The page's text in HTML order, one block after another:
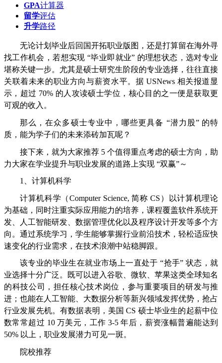
GPA计算器
留学评估
升学路径
无论计划毕业后回国开拓职业版图，还是打算留在海外寻
找工作机会，若想实现 “毕业即就业” 的理想状态，选对专业
堪称关键一步。尤其是硕士研究生阶段的专业选择，往往直接
关联着未来的职业方向与薪资水平。据 USNews 相关报道显
示，超过 70% 的人攻读硕士学位，核心目的之一便是获取更
可观的收入。
那么，在众多硕士专业中，哪些更具备 “潜力股” 的特
质，能为学子们的未来添砖加瓦呢？
接下来，就为大家推荐 5 个值得重点考虑的硕士方向，助
力大家在学业提升与职业发展的道路上实现 “双赢”～
1、计算机科学
计算机科学（Computer Science, 简称 CS）以计算机理论
为基础，同时注重实际应用能力的培养，课程覆盖软件系统开
发、人工智能研发、数据管理优化以及程序设计开发等多个方
向。通过系统学习，学生能够掌握行业前沿技术，轻松适应快
速变化的行业需求，在技术浪潮中站稳脚跟。
该专业的毕业生在就业市场上一直处于 “抢手” 状态，就
业选择十分广泛。既可以进入谷歌、微软、苹果这类全球知名
的科技公司，担任核心技术岗位，参与重要项目的研发与推
进；也能在人工智能、大数据分析等新兴领域发挥优势，抢占
行业发展先机。有数据表明，美国 CS 硕士毕业生的起薪中位
数常常超过 10 万美元，工作 3-5 年后，薪资涨幅普遍能达到
50% 以上，职业发展潜力可见一斑。
院校推荐